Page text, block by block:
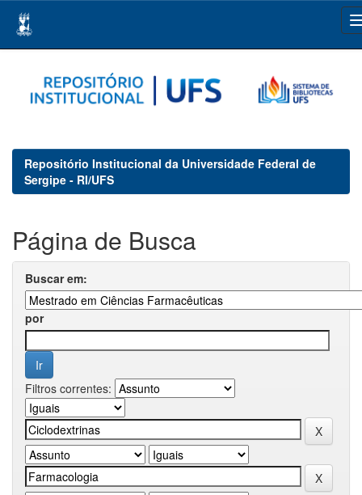
navigation
Repositório Institucional da Universidade Federal de
Sergipe - RI/UFS
Página de Busca
Buscar em:
por
Filtros correntes: